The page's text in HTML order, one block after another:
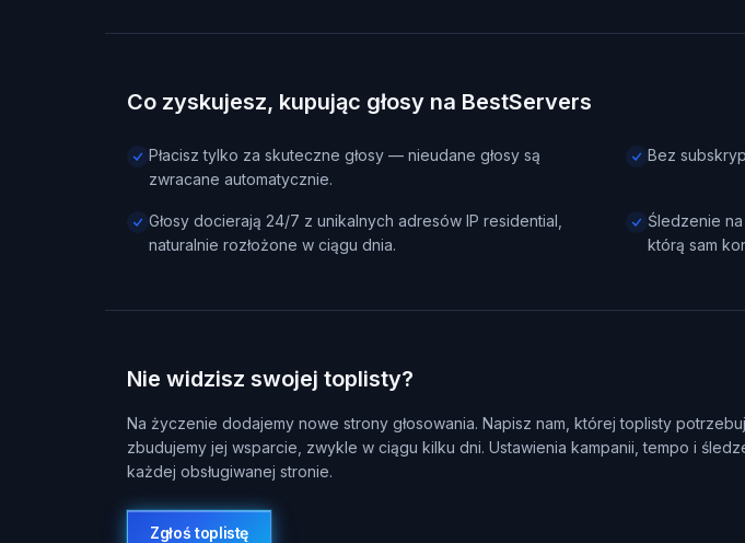
Co zyskujesz, kupując głosy na BestServers
Płacisz tylko za skuteczne głosy — nieudane głosy są
zwracane automatycznie.
Bez
Głosy docierają 24/7 z unikalnych adresów IP residential,
naturalnie rozłożone w ciągu dnia.
Śledzenie
którą sam
Nie widzisz swojej toplisty?
Na życzenie dodajemy nowe strony głosowania. Napisz nam, której toplisty
zbudujemy jej wsparcie, zwykle w ciągu kilku dni. Ustawienia kampanii, tempo i
każdej obsługiwanej stronie.
Zgłoś toplistę